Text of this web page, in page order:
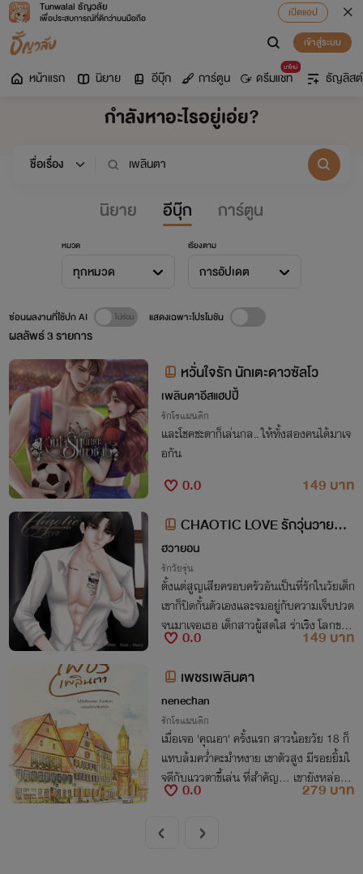
Tunwalai ธัญวลัย
เพื่อประสบการณ์ที่ดีกว่าบนมือถือ
เปิดแอป
เข้าสู่ระบบ
หน้าแรก นิยาย อีบุ๊ก การ์ตูน
มาใหม่
ดรีมแชท ธัญลิสต์
กำลังหาอะไรอยู่เอ่ย?
นิยาย อีบุ๊ก การ์ตูน
หมวด
ทุกหมวด
เรียงตาม
การอัปเดต
ผลลัพธ์3รายการ
ซ่อนผลงานที่ใช้ปก AI แสดงเฉพาะโปรโมชัน
หวั่นใจรัก นักเตะดาวซัลโว
เพลินตาอีสแฮปปี้
รักโรแมนติก
และโชคชะตาก็เล่นกล.. ให้ทั้งสองคนได้มาเจ
อกัน
0.0
149 บาท
CHAOTIC LOVE รักวุ่นวาย...น
ายจอมหยิ่ง
ฮวายอน
รักวัยรุ่น
ตั้งแต่สูญเสียครอบครัวอันเป็นที่รักในวัยเด็ก
เขาก็ปิดกั้นตัวเองและจมอยู่กับความเจ็บปวด
จนมาเจอเธอ เด็กสาวผู้สดใส ร่าเริง โลกของ
เขาก็เปลี่ยนไป และเธอยังนำพาเขากลับสู่คว
0.0
149 บาท
เพชรเพลินตา
nenechan
รักโรแมนติก
เมื่อเจอ 'คุณอา' ครั้งแรก สาวน้อยวัย 18 ก็
แทบล้มคว่ำคะมำหงาย เขาตัวสูง มีรอยยิ้มใ
จดีกับแววตาขี้เล่น ที่สำคัญ... เขายังหล่อแล
ะหนุ่มมาก ไหนพ่อบอกว่าเป็นเพื่อนพ่อไง เข
0.0 279 บาท